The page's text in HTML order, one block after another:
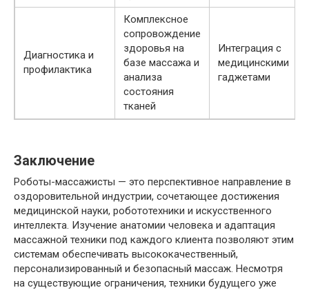
Диагностика и
профилактика
Комплексное
сопровождение
здоровья на
базе массажа и
анализа
состояния
тканей
Интеграция с
медицинскими
гаджетами
Заключение
Роботы-массажисты — это перспективное направление в
оздоровительной индустрии, сочетающее достижения
медицинской науки, робототехники и искусственного
интеллекта. Изучение анатомии человека и адаптация
массажной техники под каждого клиента позволяют этим
системам обеспечивать высококачественный,
персонализированный и безопасный массаж. Несмотря
на существующие ограничения, техники будущего уже